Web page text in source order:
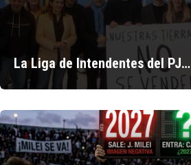
La Liga de Intendentes del PJ…